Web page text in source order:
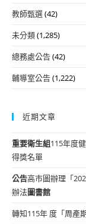
教師甄選(42)
未分類(1,285)
總務處公告(42)
輔導室公告(1,222)
近期文章
重要衛生組115年度
得獎名單
公告高市圖辦理「
辦法圖書館
轉知115年 度「周產